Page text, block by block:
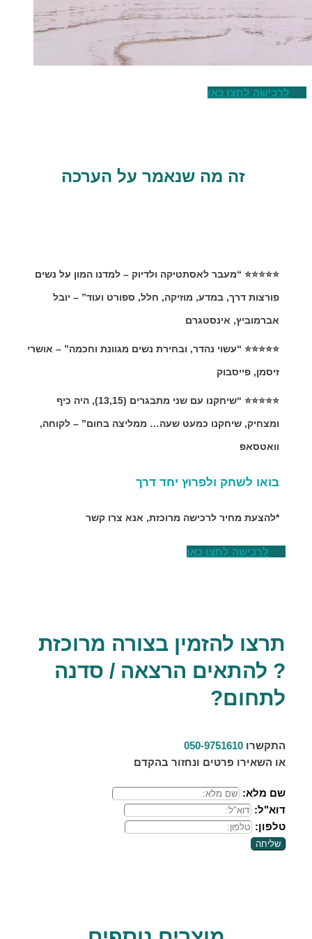
לרכישה לחצו כאן
זה מה שנאמר על הערכה
⭐⭐⭐⭐⭐ “מעבר לאסתטיקה ולדיוק – למדנו המון על נשים
פורצות דרך, במדע, מוזיקה, חלל, ספורט ועוד” – יובל
אברמוביץ, אינסטגרם
⭐⭐⭐⭐⭐ “עשוי נהדר, ובחירת נשים מגוונת וחכמה” – אושרי
זיסמן, פייסבוק
⭐⭐⭐⭐⭐ “שיחקנו עם שני מתבגרים (13,15), היה כיף
ומצחיק, שיחקנו כמעט שעה… ממליצה בחום” – לקוחה,
וואטסאפ
בואו לשחק ולפרוץ יחד דרך
*להצעת מחיר לרכישה מרוכזת, אנא צרו קשר
לרכישה לחצו כאן
תרצו להזמין בצורה מרוכזת
? להתאים הרצאה / סדנה
לתחום?
התקשרו 050-9751610
או השאירו פרטים ונחזור בהקדם
שם מלא:
דוא"ל:
טלפון:
שליחה